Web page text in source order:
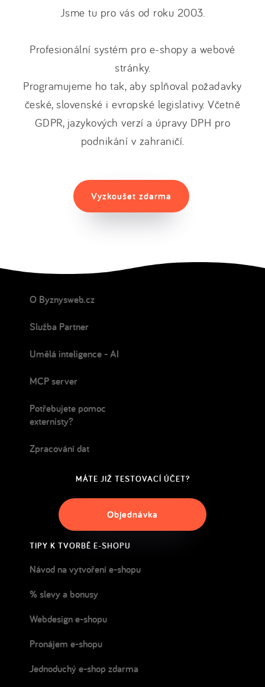
Jsme tu pro vás od roku 2003.
Profesionální systém pro e-shopy a webové
stránky.
Programujeme ho tak, aby splňoval požadavky
české, slovenské i evropské legislativy. Včetně
GDPR, jazykových verzí a úpravy DPH pro
podnikání v zahraničí.
Vyzkoušet zdarma
O Byznysweb.cz
Služba Partner
Umělá inteligence - AI
MCP server
Potřebujete pomoc
externisty?
Zpracování dat
MÁTE JIŽ TESTOVACÍ ÚČET?
Objednávka
TIPY K TVORBĚ E-SHOPU
Návod na vytvoření e-shopu
% slevy a bonusy
Webdesign e-shopu
Pronájem e-shopu
Jednoduchý e-shop zdarma